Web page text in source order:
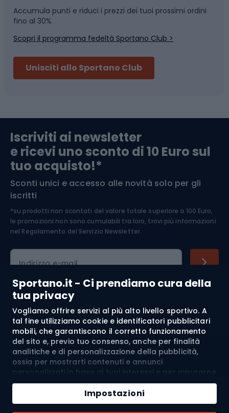
Sportano.it - Ci prendiamo cura della
tua privacy
Vogliamo offrire servizi al più alto livello sportivo. A
tal fine utilizziamo cookie e identificatori pubblicitari
mobili, che garantiscono il corretto funzionamento
del sito e, previo tuo consenso, anche per finalità
analitiche e di personalizzazione della pubblicità,
ossia per mostrarti contenuti e annunci
personalizzati in base ai tuoi interessi e per misurarne
l’efficacia. I cookie e gli identificatori pubblicitari
mobili possono essere utilizzati sia per attività
pubblicitarie personalizzate sia non personalizzate, a
Impostazioni
Skitouring
Abbigliamento da escursionismo
Pattinaggio
Componenti per biciclette
Arrampicata
Medicina dello sport
Abbigliamento ciclistico
Accumula punti e riduci i prezzi dei tuoi prossimi ordini
fino al 30%
Scopri il programma fedeltà Sportano Club >
Unisciti allo Sportano Club
Iscriviti ai newsletter
e ricevi uno sconto di 10 Euro sul
tuo acquisto!*
Sconti unici e accesso alle novità solo per gli
iscritti
*su prodotti non scontati del valore totale superiore a 100 Euro,
le promozioni non sono cumulabili tra loro, trovi più informazioni
nel Regolamento del Servizio Newsletter.
Indirizzo e-mail
Acquisti
Servizio clienti
Regolamento
Chi siamo